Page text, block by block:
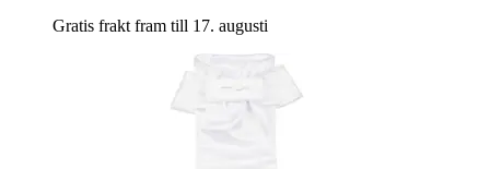
Gratis frakt fram till 17. augusti